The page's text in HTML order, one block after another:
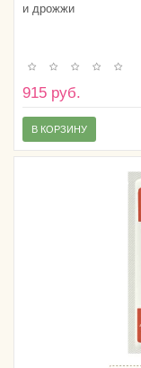
и дрожжи
915 руб.
В КОРЗИНУ